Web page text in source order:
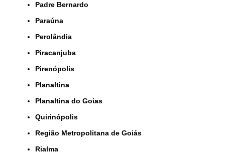
Padre Bernardo
Paraúna
Perolândia
Piracanjuba
Pirenópolis
Planaltina
Planaltina do Goias
Quirinópolis
Região Metropolitana de Goiás
Rialma